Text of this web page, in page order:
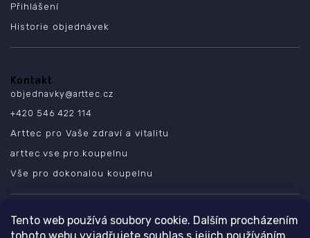
Tento web používá soubory cookie. Dalším procházením
Přihlášení
Historie objednávek
Kontakt
objednavky@arttec.cz
+420 546 422 114
Arttec pro Vaše zdraví a vitalitu
arttec.vse.pro.koupelnu
Vše pro dokonalou koupelnu
SLEDUJTE NÁS